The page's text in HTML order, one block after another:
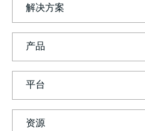
解决方案
产品
平台
资源